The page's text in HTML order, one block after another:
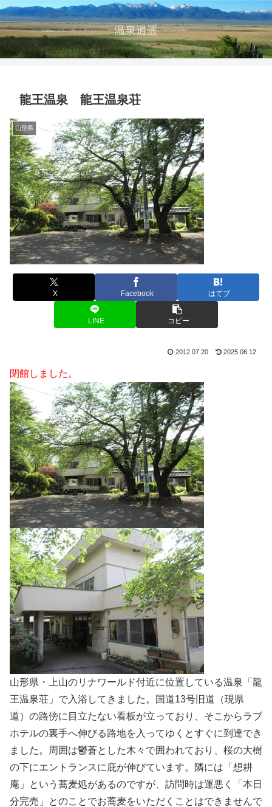
温泉逍遥
龍王温泉 龍王温泉荘
山形県
X Facebook はてブ
LINE コピー
2012.07.20 2025.06.12
閉館しました。
山形県・上山のリナワールド付近に位置している温泉「龍
王温泉荘」で入浴してきました。国道13号旧道（現県
道）の路傍に目立たない看板が立っており、そこからラブ
ホテルの裏手へ伸びる路地を入ってゆくとすぐに到達でき
ました。周囲は鬱蒼とした木々で囲われており、桜の大樹
の下にエントランスに庇が伸びています。隣には「想耕
庵」という蕎麦処があるのですが、訪問時は運悪く「本日
分完売」とのことでお蕎麦をいただくことはできませんで